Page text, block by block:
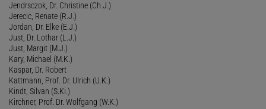
Jendrsczok, Dr. Christine (Ch.J.)
Jerecic, Renate (R.J.)
Jordan, Dr. Elke (E.J.)
Just, Dr. Lothar (L.J.)
Just, Margit (M.J.)
Kary, Michael (M.K.)
Kaspar, Dr. Robert
Kattmann, Prof. Dr. Ulrich (U.K.)
Kindt, Silvan (S.Ki.)
Kirchner, Prof. Dr. Wolfgang (W.K.)